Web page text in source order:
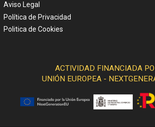
Aviso Legal
Política de Privacidad
Politica de Cookies
ACTIVIDAD FINANCIADA
UNIÓN EUROPEA -